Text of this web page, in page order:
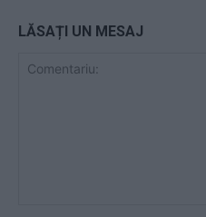
LĂSAȚI UN MESAJ